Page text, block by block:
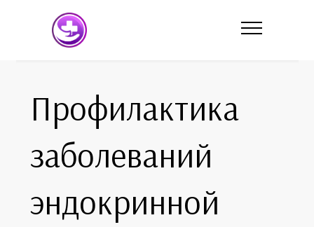
Профилактика
заболеваний
эндокринной